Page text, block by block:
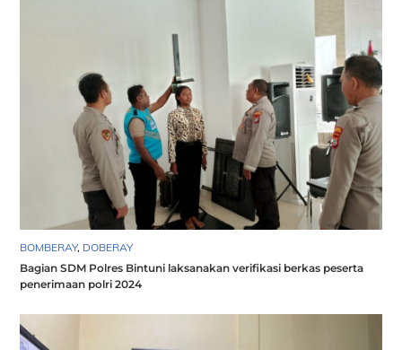
BOMBERAY, DOBERAY
Bagian SDM Polres Bintuni laksanakan verifikasi berkas peserta
penerimaan polri 2024